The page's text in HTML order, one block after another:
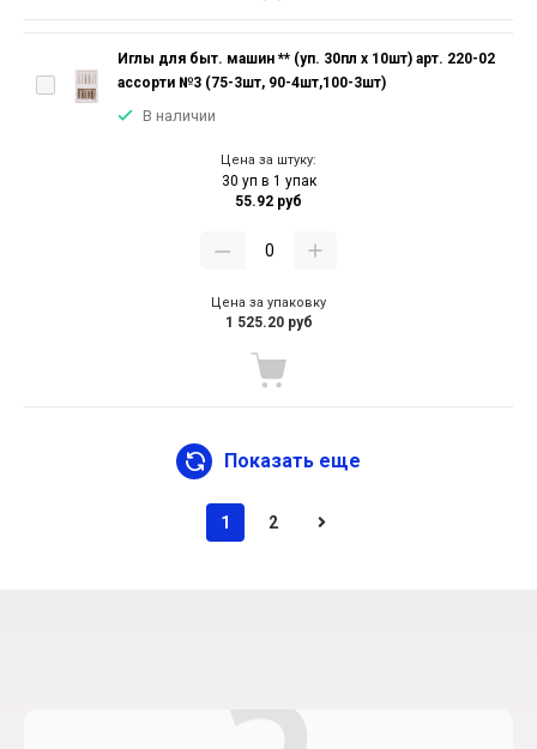
Иглы для быт. машин ** (уп. 30пл х 10шт) арт. 220-02
ассорти №3 (75-3шт, 90-4шт,100-3шт)
В наличии
Цена за штуку:
30 уп в 1 упак
55.92 руб
Цена за упаковку
1 525.20 руб
Показать еще
1 2